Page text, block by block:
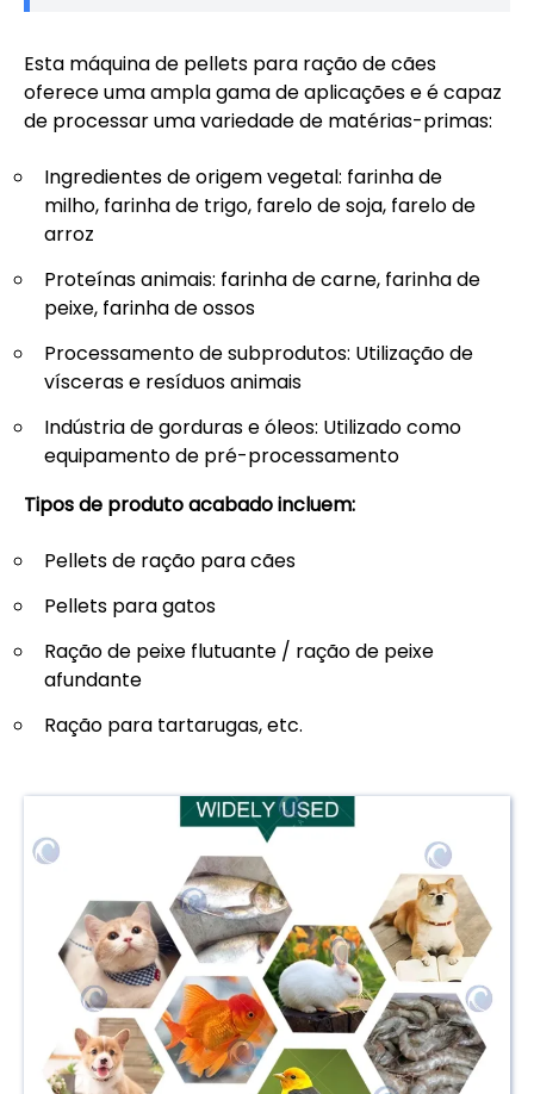
Esta máquina de pellets para ração de cães
oferece uma ampla gama de aplicações e é capaz
de processar uma variedade de matérias-primas:
Ingredientes de origem vegetal: farinha de
milho, farinha de trigo, farelo de soja, farelo de
arroz
Proteínas animais: farinha de carne, farinha de
peixe, farinha de ossos
Processamento de subprodutos: Utilização de
vísceras e resíduos animais
Indústria de gorduras e óleos: Utilizado como
equipamento de pré-processamento
Tipos de produto acabado incluem:
Pellets de ração para cães
Pellets para gatos
Ração de peixe flutuante / ração de peixe
afundante
Ração para tartarugas, etc.